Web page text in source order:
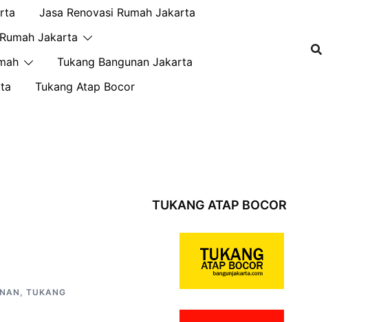
Jasa Renovasi Rumah Jakarta
Jakarta
Tukang Bangunan Jakarta
Tukang Atap Bocor
, TUKANG
TUKANG ATAP BOCOR